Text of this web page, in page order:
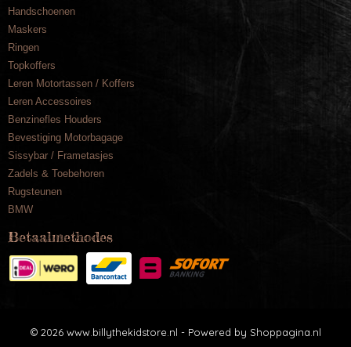
Handschoenen
Maskers
Ringen
Topkoffers
Leren Motortassen / Koffers
Leren Accessoires
Benzinefles Houders
Bevestiging Motorbagage
Sissybar / Frametasjes
Zadels & Toebehoren
Rugsteunen
BMW
Betaalmethodes
© 2026 www.billythekidstore.nl - Powered by Shoppagina.nl